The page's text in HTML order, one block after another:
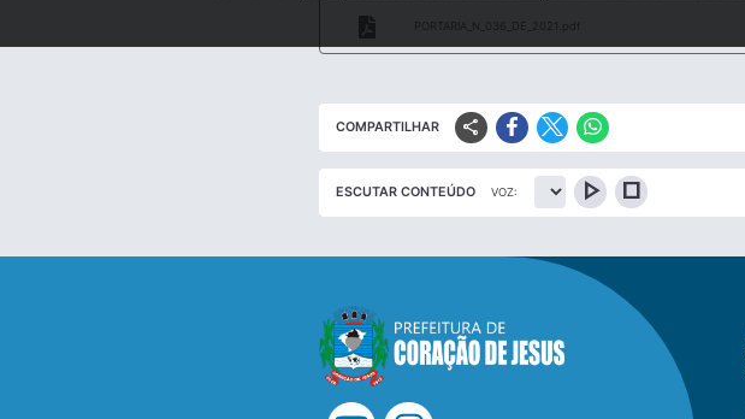
PORTARIA_N_036_DE_2021.pdf
COMPARTILHAR share
ESCUTAR CONTEÚDO VOZ: play_arrow stop